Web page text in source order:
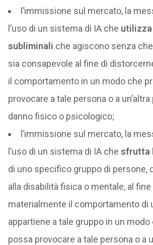
l’immissione sul mercato, la
l’uso di un sistema di IA che
subliminali che agiscono senza
sia consapevole al fine di
il comportamento in un modo che
provocare a tale persona o a
danno fisico o psicologico;
l’immissione sul mercato, la
l’uso di un sistema di IA che sfrutta
di uno specifico gruppo di persone,
alla disabilità fisica o mentale, al
materialmente il comportamento di
appartiene a tale gruppo in un
possa provocare a tale persona o a